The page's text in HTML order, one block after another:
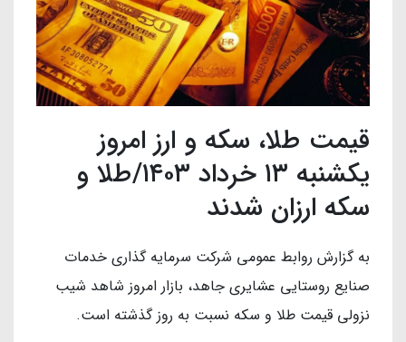
قیمت طلا، سکه و ارز امروز
یکشنبه ۱۳ خرداد ۱۴۰۳/طلا و
سکه ارزان شدند
به گزارش روابط عمومی شرکت سرمایه گذاری خدمات
صنایع روستایی عشایری جاهد، بازار امروز شاهد شیب
نزولی قیمت طلا و سکه نسبت به روز گذشته است.